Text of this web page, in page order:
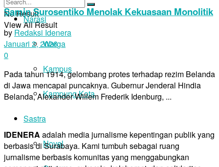
No Result
View All Result
Narasi
Warga
Kampus
Kampung Kota
Sastra
Novel
Samin Surosentiko Menolak Kekuasaan Monolitik
by Redaksi Idenera
Januari 2, 2026
0
Pada tahun 1914, gelombang protes terhadap rezim Belanda
di Jawa mencapai puncaknya. Gubernur Jenderal Hindia
Belanda, Alexander Willem Frederik Idenburg, ...
IDENERA adalah media jurnalisme kepentingan publik yang
berbasis di Surabaya. Kami tumbuh sebagai ruang
jurnalisme berbasis komunitas yang menggabungkan